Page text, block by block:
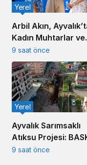
Arbil Akın,
Kadın Muhtarlar ve
Muhtar Eşleriyle
Buluştu
Yerel
9 saat önce
Ayvalık Sarımsaklı
Atıksu Projesi:
Altyapıda Hız
Yerel
9 saat önce